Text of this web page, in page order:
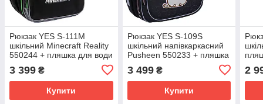
Рюкзак YES S-111M
шкільний Minecraft Reality
550244 + пляшка для води
3 399 ₴
Купити
Рюкзак YES S-109S
шкільний напівкаркасний
Pusheen 550233 + пляшка
3 499₴
Купити
2